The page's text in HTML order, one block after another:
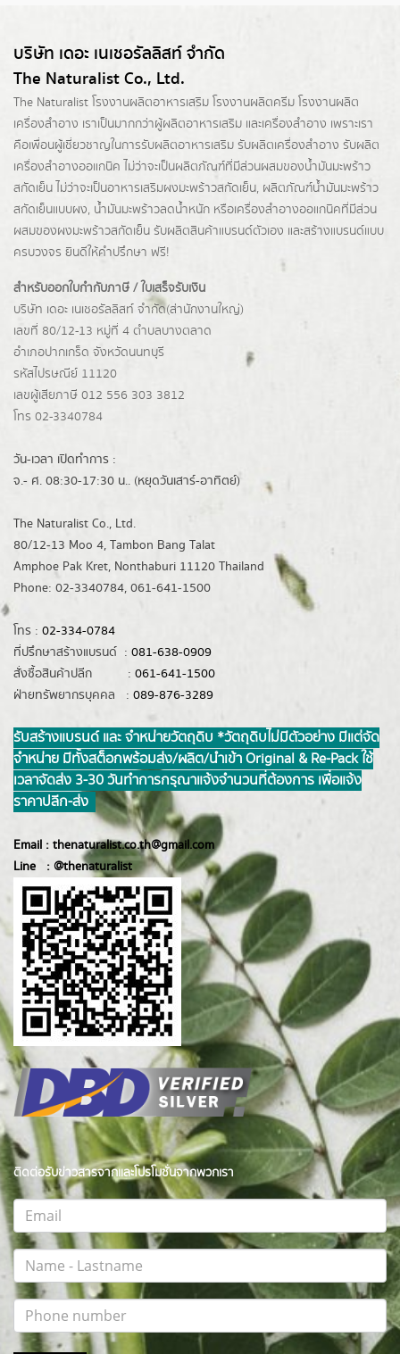
บริษัท เดอะ เนเชอรัลลิสท์ จำกัด
The Naturalist Co., Ltd.
The Naturalist โรงงานผลิตอาหารเสริม โรงงานผลิตครีม โรงงานผลิต
เครื่องสำอาง เราเป็นมากกว่าผู้ผลิตอาหารเสริม และเครื่องสำอาง เพราะเรา
คือเพื่อนผู้เชี่ยวชาญในการรับผลิตอาหารเสริม รับผลิตเครื่องสำอาง รับผลิต
เครื่องสำอางออแกนิค ไม่ว่าจะเป็นผลิตภัณฑ์ที่มีส่วนผสมของน้ำมันมะพร้าว
สกัดเย็น ไม่ว่าจะเป็นอาหารเสริมผงมะพร้าวสกัดเย็น, ผลิตภัณฑ์น้ำมันมะพร้าว
สกัดเย็นแบบผง, น้ำมันมะพร้าวลดน้ำหนัก หรือเครื่องสำอางออแกนิคที่มีส่วน
ผสมของผงมะพร้าวสกัดเย็น รับผลิตสินค้าแบรนด์ตัวเอง และสร้างแบรนด์แบบ
ครบวงจร ยินดีให้คำปรึกษา ฟรี!
สำหรับออกใบกำกับภาษี / ใบเสร็จรับเงิน
บริษัท เดอะ เนเชอรัลลิสท์ จำกัด(ส่านักงานใหญ่)
เลขที่ 80/12-13 หมู่ที่ 4 ตำบลบางตลาด
อำเภอปากเกร็ด จังหวัดนนทบุรี
รหัสไปรษณีย์ 11120
เลขผู้เสียภาษี 012 556 303 3812
โทร 02-3340784
วัน-เวลา เปิดทำการ :
จ.- ศ. 08:30-17:30 น.. (หยุดวันเสาร์-อาทิตย์)
The Naturalist Co., Ltd.
80/12-13 Moo 4, Tambon Bang Talat
Amphoe Pak Kret, Nonthaburi 11120 Thailand
Phone: 02-3340784, 061-641-1500
โทร : 02-334-0784
ที่ปรึกษาสร้างแบรนด์ : 081-638-0909
สั่งซื้อสินค้าปลีก : 061-641-1500
ฝ่ายทรัพยากรบุคคล : 089-876-3289
รับสร้างแบรนด์ และ จำหน่ายวัตถุดิบ *วัตถุดิบไม่มีตัวอย่าง มีแต่จัด
จำหน่าย มีทั้งสต็อกพร้อมส่ง/ผลิต/นำเข้า Original & Re-Pack ใช้
เวลาจัดส่ง 3-30 วันทำการ กรุณาแจ้งจำนวนที่ต้องการ เพื่อแจ้ง
ราคาปลีก-ส่ง
Email : thenaturalist.co.th@gmail.com
Line : @thenaturalist
ติดต่อรับข่าวสารจากและโปรโมชั่นจากพวกเรา